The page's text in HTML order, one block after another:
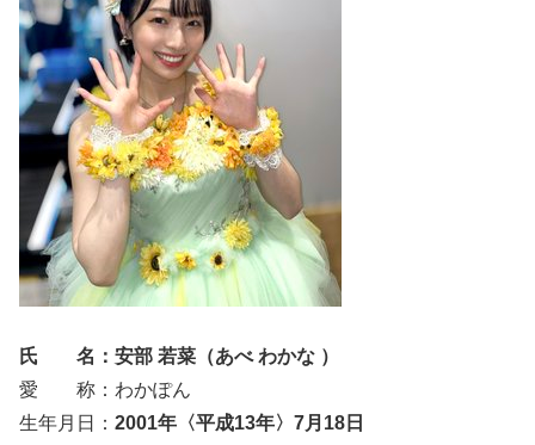
氏 名：安部 若菜（あべ わかな ）
愛 称：わかぽん
生年月日： 2001年〈平成13年〉7月18日